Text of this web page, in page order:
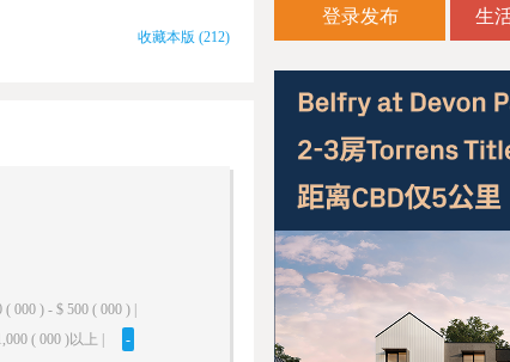
收藏本版 (212)
( 000 ) - $ 500 ( 000 ) |
( 000 )以上 | -
登录发布 生